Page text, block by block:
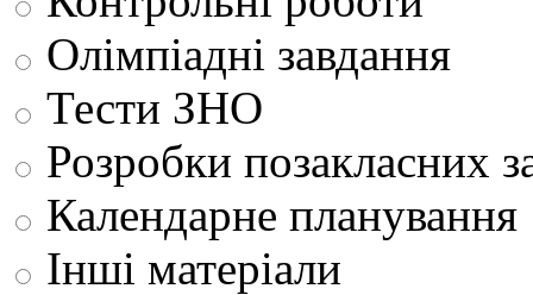
Олімпіадні завдання
Тести ЗНО
Розробки позакласних
Календарне планування
Інші матеріали